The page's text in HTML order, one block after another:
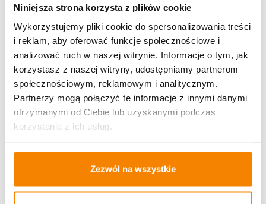
Niniejsza strona korzysta z plików cookie
Wykorzystujemy pliki cookie do spersonalizowania treści
i reklam, aby oferować funkcje społecznościowe i
analizować ruch w naszej witrynie. Informacje o tym, jak
korzystasz z naszej witryny, udostępniamy partnerom
społecznościowym, reklamowym i analitycznym.
Partnerzy mogą połączyć te informacje z innymi danymi
otrzymanymi od Ciebie lub uzyskanymi podczas
korzystania z ich usług.
Zezwól na wszystkie
Metody płatności